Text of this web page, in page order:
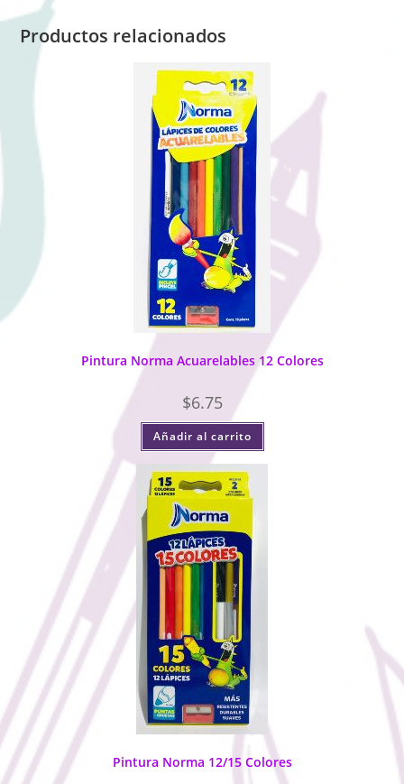
Productos relacionados
Pintura Norma Acuarelables 12 Colores
$6.75
Añadir al carrito
Pintura Norma 12/15 Colores